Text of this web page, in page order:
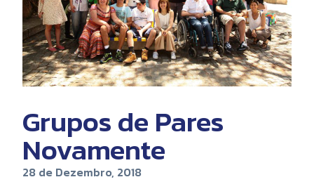
Grupos de Pares
Novamente
28 de Dezembro, 2018